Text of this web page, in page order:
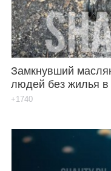
Замкнувший
людей без жилья в
+1740